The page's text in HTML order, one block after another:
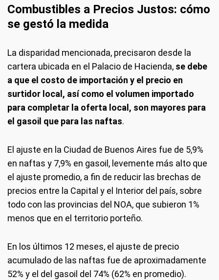
Combustibles a Precios Justos: cómo
se gestó la medida
La disparidad mencionada, precisaron desde la
cartera ubicada en el Palacio de Hacienda, se debe
a que el costo de importación y el precio en
surtidor local, así como el volumen importado
para completar la oferta local, son mayores para
el gasoil que para las naftas.
El ajuste en la Ciudad de Buenos Aires fue de 5,9%
en naftas y 7,9% en gasoil, levemente más alto que
el ajuste promedio, a fin de reducir las brechas de
precios entre la Capital y el Interior del país, sobre
todo con las provincias del NOA, que subieron 1%
menos que en el territorio porteño.
En los últimos 12 meses, el ajuste de precio
acumulado de las naftas fue de aproximadamente
52% y el del gasoil del 74% (62% en promedio).